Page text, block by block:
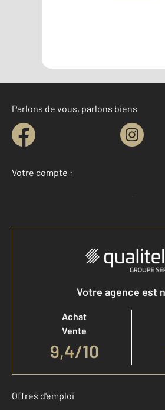
Parlons de vous, parlons biens
Votre compte :
Accéder à mon
Votre agence est
Achat
Vente
9,4/10
Offres d'emploi